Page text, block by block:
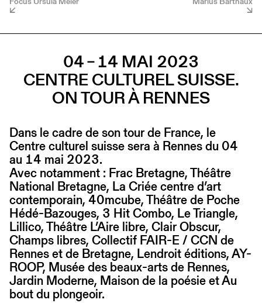
04 – 14 MAI 2023
CENTRE CULTUREL SUISSE.
ON TOUR À RENNES
Dans le cadre de son tour de France, le
Centre culturel suisse sera à Rennes du 04
au 14 mai 2023.
Avec notamment : Frac Bretagne, Théâtre
National Bretagne, La Criée centre d’art
contemporain, 40mcube, Théâtre de Poche
Hédé-Bazouges, 3 Hit Combo, Le Triangle,
Lillico, Théâtre L’Aire libre, Clair Obscur,
Champs libres, Collectif FAIR-E / CCN de
Rennes et de Bretagne, Lendroit éditions, AY-
ROOP, Musée des beaux-arts de Rennes,
Jardin Moderne, Maison de la poésie et Au
bout du plongeoir.